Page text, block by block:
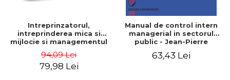
Intreprinzatorul,
intreprinderea mica si
mijlocie si managementul
Nicolescu, Ciprian
Nicolescu
94,09 Lei
79,98 Lei
Manual de control intern
managerial in sectorul
public - Jean-Pierre
63,43 Lei